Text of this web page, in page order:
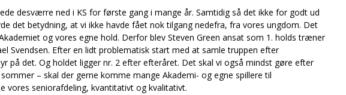
desværre ned i KS for første gang i mange år. Samtidig så det ikke for godt ud
det betydning, at vi ikke havde fået nok tilgang nedefra, fra vores ungdom. Det
og vores egne hold. Derfor blev Steven Green ansat som 1. holds træner
Svendsen. Efter en lidt problematisk start med at samle truppen efter
på det. Og holdet ligger nr. 2 efter efteråret. Det skal vi også mindst gøre efter
– skal der gerne komme mange Akademi- og egne spillere til
vores seniorafdeling, kvantitativt og kvalitativt.